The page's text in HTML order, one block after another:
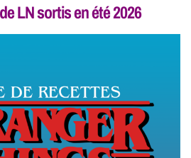
LN sortis en été 2026